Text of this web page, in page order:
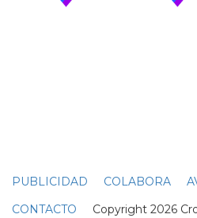
PUBLICIDAD COLABORA
CONTACTO Copyright 2026